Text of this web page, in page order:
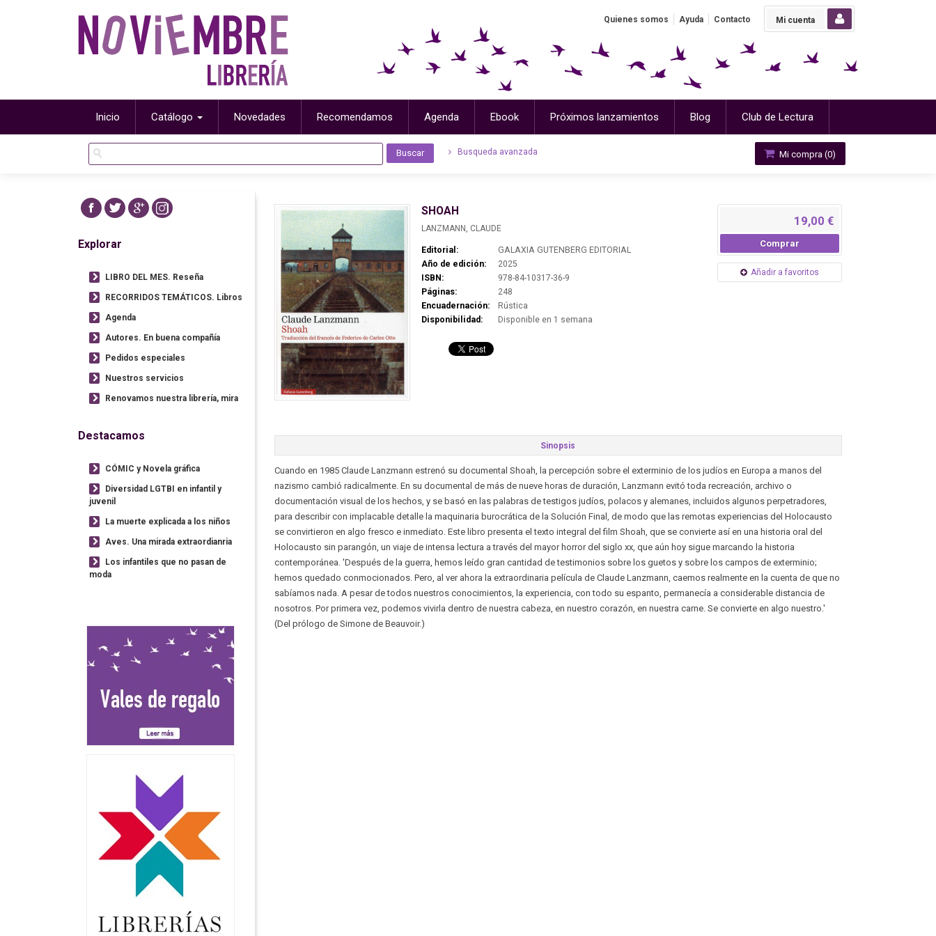
Mi cuenta
Quienes somos Ayuda Contacto
Inicio Catálogo Novedades Recomendamos Agenda Ebook Próximos lanzamientos Blog Club de Lectura
Busqueda avanzada Mi compra (0)
SHOAH
LANZMANN, CLAUDE
Editorial:
GALAXIA GUTENBERG EDITORIAL
Año de edición:
2025
ISBN:
978-84-10317-36-9
Páginas:
248
Encuadernación:
Rústica
Disponibilidad:
Disponible en 1 semana
19,00 €
Comprar
Añadir a favoritos
Sinopsis
Cuando en 1985 Claude Lanzmann estrenó su documental Shoah, la percepción sobre el exterminio de los judíos en Europa a manos del
nazismo cambió radicalmente. En su documental de más de nueve horas de duración, Lanzmann evitó toda recreación, archivo o
documentación visual de los hechos, y se basó en las palabras de testigos judíos, polacos y alemanes, incluidos algunos perpetradores,
para describir con implacable detalle la maquinaria burocrática de la Solución Final, de modo que las remotas experiencias del Holocausto
se convirtieron en algo fresco e inmediato. Este libro presenta el texto integral del film Shoah, que se convierte así en una historia oral del
Holocausto sin parangón, un viaje de intensa lectura a través del mayor horror del siglo xx, que aún hoy sigue marcando la historia
contemporánea. 'Después de la guerra, hemos leído gran cantidad de testimonios sobre los guetos y sobre los campos de exterminio;
hemos quedado conmocionados. Pero, al ver ahora la extraordinaria película de Claude Lanzmann, caemos realmente en la cuenta de que no
sabíamos nada. A pesar de todos nuestros conocimientos, la experiencia, con todo su espanto, permanecía a considerable distancia de
nosotros. Por primera vez, podemos vivirla dentro de nuestra cabeza, en nuestro corazón, en nuestra carne. Se convierte en algo nuestro.'
(Del prólogo de Simone de Beauvoir.)
Explorar
LIBRO DEL MES. Reseña
RECORRIDOS TEMÁTICOS. Libros
Agenda
Autores. En buena compañía
Pedidos especiales
Nuestros servicios
Renovamos nuestra librería, mira
Destacamos
CÓMIC y Novela gráfica
Diversidad LGTBI en infantil y
juvenil
La muerte explicada a los niños
Aves. Una mirada extraordianria
Los infantiles que no pasan de
moda